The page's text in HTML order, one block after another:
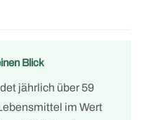
Blick
jährlich über 59
im Wert